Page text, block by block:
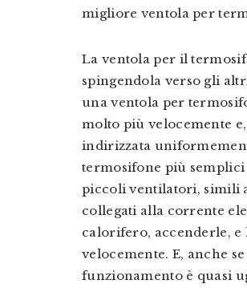
migliore ventola per
La ventola per il
spingendola verso gli
una ventola per
molto più velocemente
indirizzata
termosifone più semplici
piccoli ventilatori, simili
collegati alla corrente
calorifero, accenderle, e
velocemente. E, anche
funzionamento è quasi